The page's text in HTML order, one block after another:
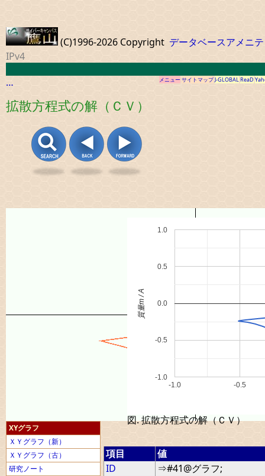
(C)1996-2026 Copyright データベースアメニ
IPv4
…
メニューサイトマップJ-GLOBALReaD
拡散方程式の解（ＣＶ）
XYグラフ
ＸＹグラフ（新）
ＸＹグラフ（古）
研究ノート
-1.0 -0.5
-1.0
-0.5
0.0
0.5
1.0
質量m / A
図. 拡散方程式の解（ＣＶ）
項目
値
ID
⇒#41@グラフ;